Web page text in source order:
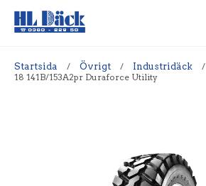
Startsida / Övrigt / Industridäck /
18 141B/153A2pr Duraforce Utility